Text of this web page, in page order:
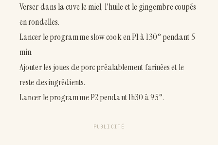
Verser dans la cuve le miel, l'huile et le gingembre coupés
en rondelles.
Lancer le programme slow cook en P1 à 130° pendant 5
min.
Ajouter les joues de porc préalablement farinées et le
reste des ingrédients.
Lancer le programme P2 pendant 1h30 à 95°.
PUBLICITÉ